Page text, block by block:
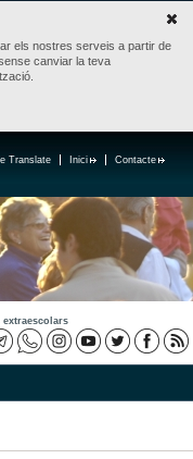
els nostres serveis a partir de
canviar la teva
Contacte
Inici
Translate